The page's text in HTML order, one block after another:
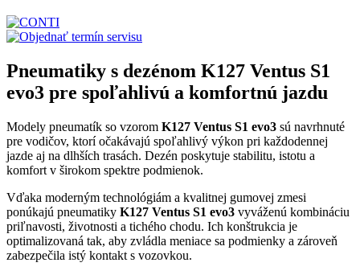
Pneumatiky s dezénom K127 Ventus S1
evo3 pre spoľahlivú a komfortnú jazdu
Modely pneumatík so vzorom K127 Ventus S1 evo3 sú navrhnuté
pre vodičov, ktorí očakávajú spoľahlivý výkon pri každodennej
jazde aj na dlhších trasách. Dezén poskytuje stabilitu, istotu a
komfort v širokom spektre podmienok.
Vďaka moderným technológiám a kvalitnej gumovej zmesi
ponúkajú pneumatiky K127 Ventus S1 evo3 vyváženú kombináciu
priľnavosti, životnosti a tichého chodu. Ich konštrukcia je
optimalizovaná tak, aby zvládla meniace sa podmienky a zároveň
zabezpečila istý kontakt s vozovkou.